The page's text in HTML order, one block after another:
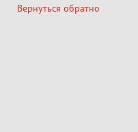
Вернуться обратно